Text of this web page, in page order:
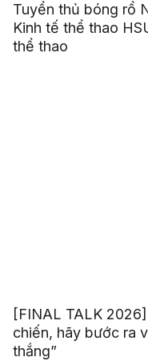
Tuyển thủ bóng rổ
Kinh tế thể thao
thể thao
[FINAL TALK
chiến, hãy bước ra
thắng”